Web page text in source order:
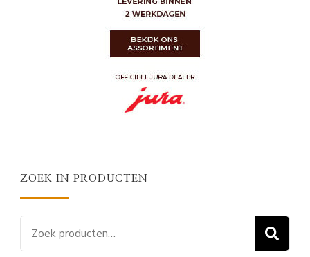
ZOEK IN PRODUCTEN
Zoeken
naar: